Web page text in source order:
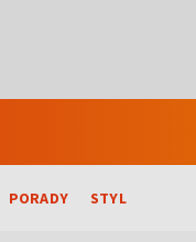
PORADY STYL